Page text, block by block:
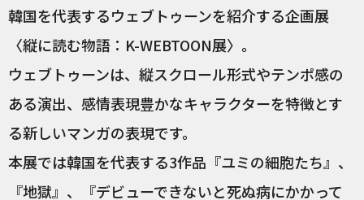
韓国を代表するウェブトゥーンを紹介する企画展
〈縦に読む物語：K-WEBTOON展〉。
ウェブトゥーンは、縦スクロール形式やテンポ感の
ある演出、感情表現豊かなキャラクターを特徴とす
る新しいマンガの表現です。
本展では韓国を代表する3作品『ユミの細胞たち』、
『地獄』、『デビューできないと死ぬ病にかかって